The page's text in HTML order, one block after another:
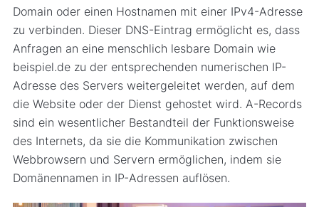
Domain oder einen Hostnamen mit einer IPv4-Adresse
zu verbinden. Dieser DNS-Eintrag ermöglicht es, dass
Anfragen an eine menschlich lesbare Domain wie
beispiel.de zu der entsprechenden numerischen IP-
Adresse des Servers weitergeleitet werden, auf dem
die Website oder der Dienst gehostet wird. A-Records
sind ein wesentlicher Bestandteil der Funktionsweise
des Internets, da sie die Kommunikation zwischen
Webbrowsern und Servern ermöglichen, indem sie
Domänennamen in IP-Adressen auflösen.